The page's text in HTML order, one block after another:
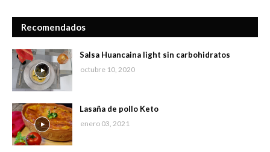
Recomendados
Salsa Huancaina light sin carbohidratos
octubre 10, 2020
Lasaña de pollo Keto
enero 03, 2021